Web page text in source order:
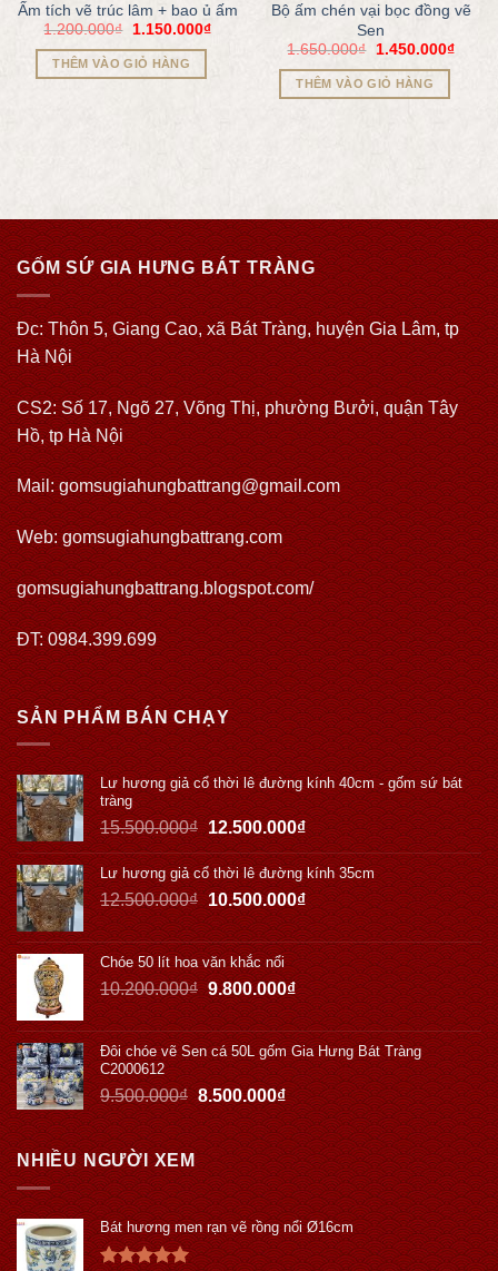
Ấm tích vẽ trúc lâm + bao ủ ấm
1.200.000₫ 1.150.000₫
THÊM VÀO GIỎ HÀNG
Bộ ấm chén vại bọc đồng vẽ
Sen
1.650.000₫ 1.450.000₫
THÊM VÀO GIỎ HÀNG
GỐM SỨ GIA HƯNG BÁT TRÀNG
Đc: Thôn 5, Giang Cao, xã Bát Tràng, huyện Gia Lâm, tp
Hà Nội
CS2: Số 17, Ngõ 27, Võng Thị, phường Bưởi, quận Tây
Hồ, tp Hà Nội
Mail: gomsugiahungbattrang@gmail.com
Web:gomsugiahungbattrang.com
gomsugiahungbattrang.blogspot.com/
ĐT: 0984.399.699
SẢN PHẨM BÁN CHẠY
Lư hương giả cổ thời lê đường kính 40cm - gốm sứ bát
tràng
15.500.000₫ 12.500.000₫
Lư hương giả cổ thời lê đường kính 35cm
12.500.000₫ 10.500.000₫
Chóe 50 lít hoa văn khắc nổi
10.200.000₫ 9.800.000₫
Đôi chóe vẽ Sen cá 50L gốm Gia Hưng Bát Tràng
C2000612
9.500.000₫ 8.500.000₫
NHIỀU NGƯỜI XEM
Bát hương men rạn vẽ rồng nổi Ø16cm